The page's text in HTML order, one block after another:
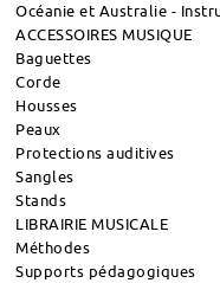
Océanie et Australie -
ACCESSOIRES MUSIQUE
Baguettes
Corde
Housses
Peaux
Protections auditives
Sangles
Stands
LIBRAIRIE MUSICALE
Méthodes
Supports pédagogiques